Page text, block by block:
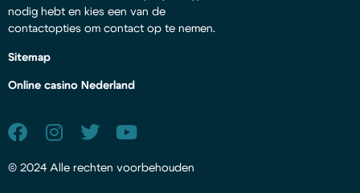
nodig hebt en kies een van de
contactopties om contact op te nemen.
Sitemap
Online casino Nederland
© 2024 Alle rechten voorbehouden